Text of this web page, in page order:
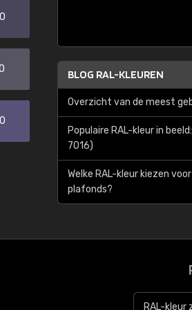
BLOG RAL-KLEUREN
Overzicht van de meest
Populaire RAL-kleur in
7016)
Welke RAL-kleur kiezen
plafonds?